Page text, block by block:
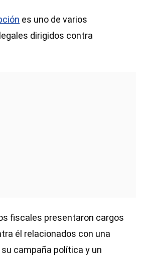
es uno de varios
dirigidos contra
fiscales presentaron cargos
él relacionados con una
campaña política y un